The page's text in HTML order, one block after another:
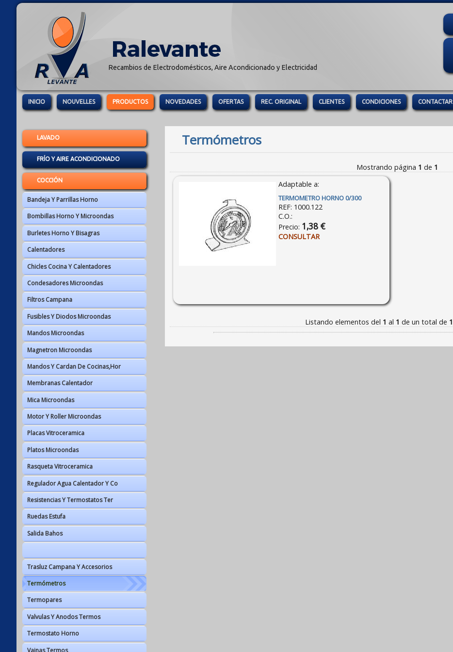
Recambios de Electrodomésticos, Aire Acondicionado y Electricidad
INICIO NOUVELLES PRODUCTOS NOVEDADES OFERTAS REC. ORIGINAL CLIENTES CONDICIONES CONTACTAR
LAVADO
FRÍO Y AIRE ACONDICIONADO
COCCIÓN
Bandeja Y Parrillas Horno
Bombillas Horno Y Microondas
Burletes Horno Y Bisagras
Calentadores
Chicles Cocina Y Calentadores
Condesadores Microondas
Filtros Campana
Fusibles Y Diodos Microondas
Mandos Microondas
Magnetron Microondas
Mandos Y Cardan De Cocinas,hor
Membranas Calentador
Mica Microondas
Motor Y Roller Microondas
Placas Vitroceramica
Platos Microondas
Rasqueta Vitroceramica
Regulador Agua Calentador Y Co
Resistencias Y Termostatos Ter
Ruedas Estufa
Salida Bahos
Trasluz Campana Y Accesorios
Termómetros
Termopares
Valvulas Y Anodos Termos
Termostato Horno
Vainas Termos
Termómetros
Mostrando página 1 de 1
Adaptable a:
TERMOMETRO HORNO 0/300
REF: 1000.122
C.O.:
Precio: 1,38 €
CONSULTAR
Listando elementos del 1 al 1 de un total de 1